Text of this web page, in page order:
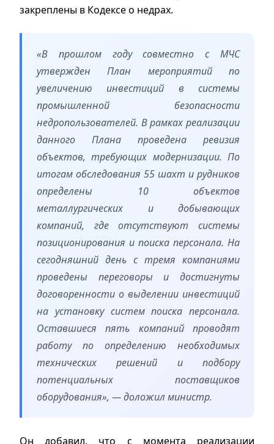
закреплены в Кодексе о недрах.
«В прошлом году совместно с МЧС
утвержден План мероприятий по
увеличению инвестиций в системы
промышленной безопасности
недропользователей. В рамках реализации
данного Плана проведена ревизия
объектов, требующих модернизации. По
итогам обследования 55 шахт и рудников
определены 10 объектов
металлургических и добывающих
компаний, где отсутствуют системы
позиционирования и поиска персонала. На
сегодняшний день с тремя компаниями
проведены переговоры и достигнуты
договоренности о выделении инвестиций
на установку систем поиска персонала.
Оставшиеся пять компаний проводят
работу по определению необходимых
технических решений и подбору
потенциальных поставщиков
оборудования», — доложил министр.
Он добавил, что с момента реализации